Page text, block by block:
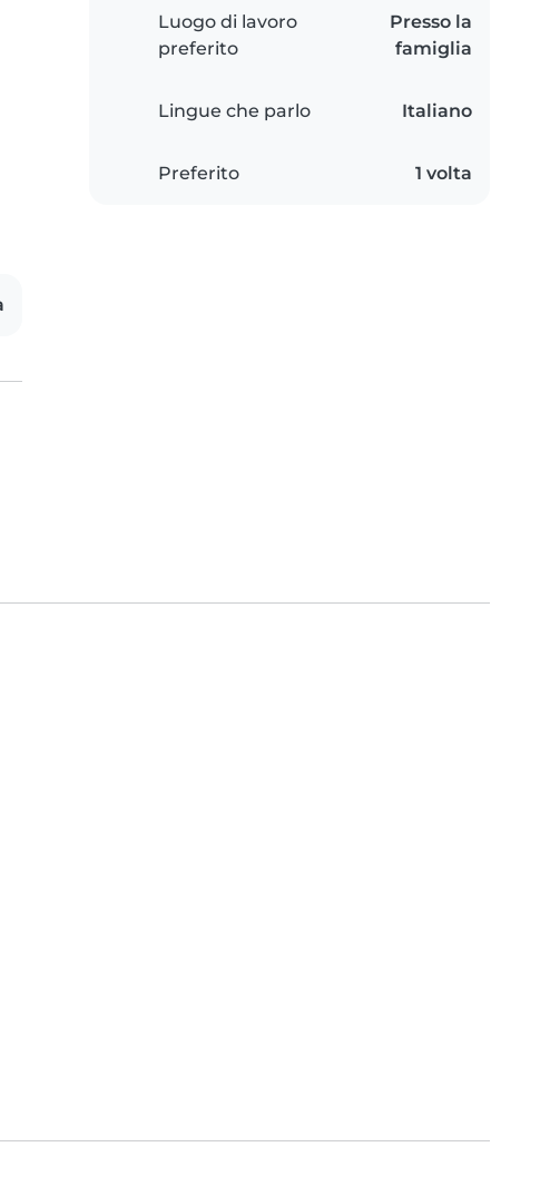
Luogo di lavoro
preferito
Presso la
famiglia
Lingue che parlo Italiano
Preferito 1 volta